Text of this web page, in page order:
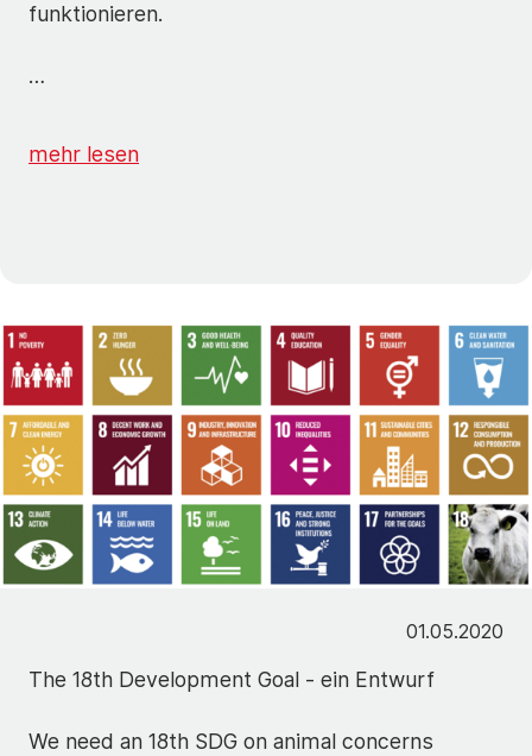
funktionieren.
…
mehr lesen
01.05.2020
The 18th Development Goal - ein Entwurf
We need an 18th SDG on animal concerns